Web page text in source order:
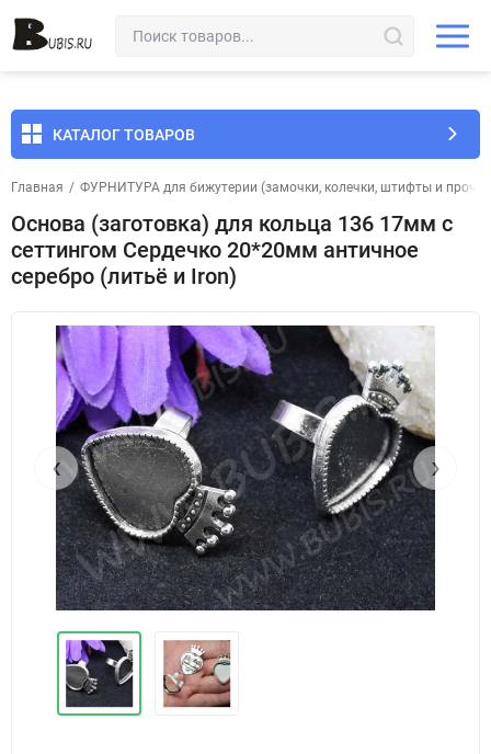
КАТАЛОГ ТОВАРОВ
Главная / ФУРНИТУРА для бижутерии (замочки, колечки, штифты и
Основа (заготовка) для кольца 136 17мм с
сеттингом Сердечко 20*20мм античное
серебро (литьё и Iron)
‹ ›